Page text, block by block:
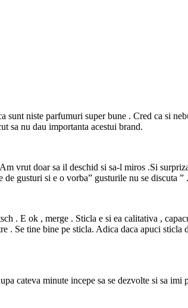
niste parfumuri super bune . Cred ca si
sa nu dau importanta acestui brand.
vrut doar sa il deschid si sa-l miros .Si
gusturi si e o vorba” gusturile nu se discuta ” .
. E ok , merge . Sticla e si ea calitativa ,
Se tine bine pe sticla. Adica daca apuci sticla
cateva minute incepe sa se dezvolte si sa imi